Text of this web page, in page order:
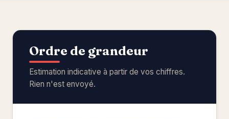
Ordre de grandeur
Estimation indicative à partir de vos chiffres.
Rien n'est envoyé.